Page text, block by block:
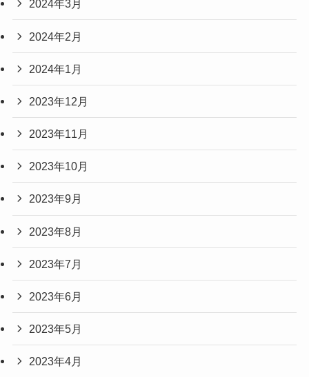
2024年3月
2024年2月
2024年1月
2023年12月
2023年11月
2023年10月
2023年9月
2023年8月
2023年7月
2023年6月
2023年5月
2023年4月